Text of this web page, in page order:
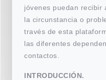
jóvenes puedan recibir
la circunstancia o
través de esta
las diferentes
contactos.
INTRODUCCIÓN.